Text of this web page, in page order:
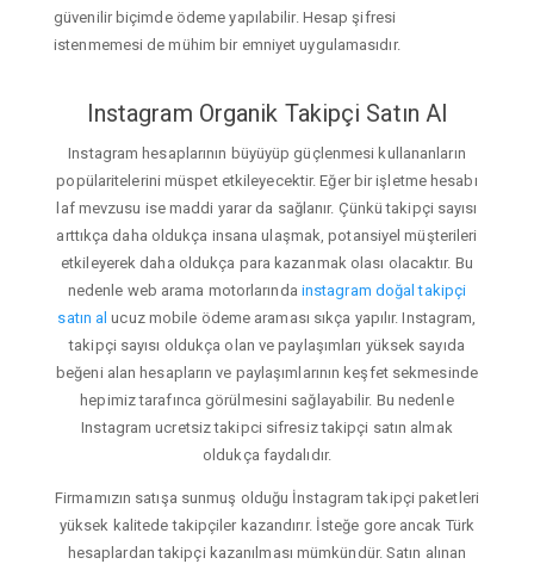
güvenilir biçimde ödeme yapılabilir. Hesap şifresi
istenmemesi de mühim bir emniyet uygulamasıdır.
Instagram Organik Takipçi Satın Al
Instagram hesaplarının büyüyüp güçlenmesi kullananların
popülaritelerini müspet etkileyecektir. Eğer bir işletme hesabı
laf mevzusu ise maddi yarar da sağlanır. Çünkü takipçi sayısı
arttıkça daha oldukça insana ulaşmak, potansiyel müşterileri
etkileyerek daha oldukça para kazanmak olası olacaktır. Bu
nedenle web arama motorlarında instagram doğal takipçi
satın al ucuz mobile ödeme araması sıkça yapılır. Instagram,
takipçi sayısı oldukça olan ve paylaşımları yüksek sayıda
beğeni alan hesapların ve paylaşımlarının keşfet sekmesinde
hepimiz tarafınca görülmesini sağlayabilir. Bu nedenle
Instagram ucretsiz takipci sifresiz takipçi satın almak
oldukça faydalıdır.
Firmamızın satışa sunmuş olduğu İnstagram takipçi paketleri
yüksek kalitede takipçiler kazandırır. İsteğe gore ancak Türk
hesaplardan takipçi kazanılması mümkündür. Satın alınan